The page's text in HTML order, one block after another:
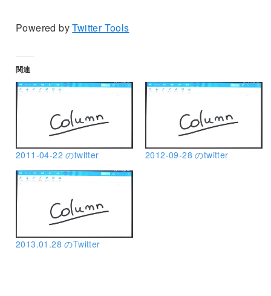
Powered byTwitter Tools
関連
2011-04-22 のtwitter 2012-09-28 のtwitter
2013.01.28 のTwitter